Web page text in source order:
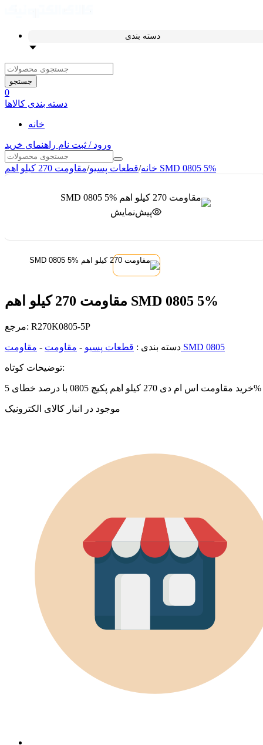
دسته بندی
جستجو
0
دسته بندی کالاها
خانه
ورود / ثبت نام راهنمای خرید
خانه/قطعات پسیو/ مقاومت 270 کیلو اهم SMD 0805 5%
پیش‌نمایش
مقاومت 270 کیلو اهم SMD 0805 5%
مرجع: R270K0805-5P
دسته بندی : قطعات پسیو - مقاومت - مقاومت SMD 0805
توضیحات کوتاه:
خرید مقاومت اس ام دی 270 کیلو اهم پکیچ 0805 با درصد خطای 5%
موجود در انبار کالای الکترونیک